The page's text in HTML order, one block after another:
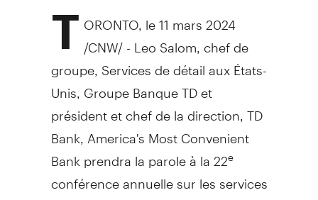
T ORONTO le 11 mars 2024
/CNW/ -Leo Salom , chef de
groupe, Services de détail aux États-
Unis, Groupe Banque TD et
président et chef de la direction, TD
Bank, America's Most Convenient
Bank prendra la parole à la 22e
conférence annuelle sur les services